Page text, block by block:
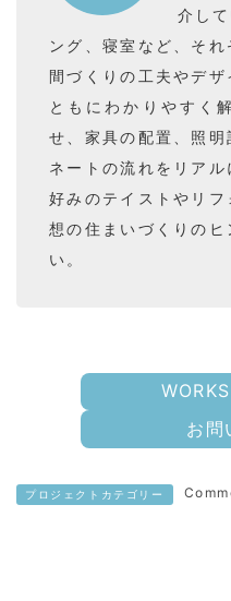
利
佳
の
イ
ン
テ
リ
ー
デ
ィ
介し
ング、寝室など、そ
間づくりの工夫やデ
ともにわかりやすく
せ、家具の配置、照明
ネートの流れをリア
好みのテイストやリ
想の住まいづくりのヒ
い。
お問
プロジェクトカテゴリー